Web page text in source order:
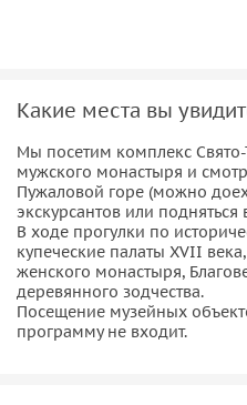
Какие места вы
Мы посетим комплекс
мужского монастыря и
Пужаловой горе (можно
экскурсантов или
В ходе прогулки по
купеческие палаты XVII
женского монастыря,
деревянного зодчества.
Посещение музейных
программу не входит.